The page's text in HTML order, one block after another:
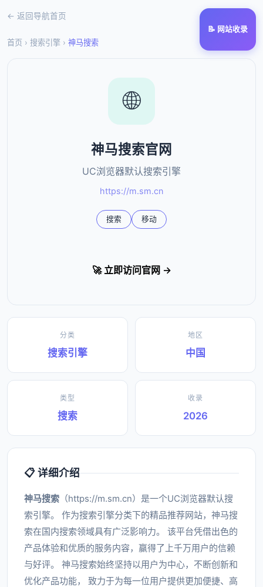
📝 网站收录
← 返回导航首页
首页 › 搜索引擎 › 神马搜索
🌐
神马搜索官网
UC浏览器默认搜索引擎
https://m.sm.cn
搜索 移动
🚀 立即访问官网 →
分类
搜索引擎
地区
中国
类型
搜索
收录
2026
📋 详细介绍
神马搜索 （https://m.sm.cn）是一个UC浏览器默认搜
索引擎。 作为搜索引擎分类下的精品推荐网站，神马搜
索在国内搜索领域具有广泛影响力。 该平台凭借出色的
产品体验和优质的服务内容，赢得了上千万用户的信赖
与好评。 神马搜索始终坚持以用户为中心，不断创新和
优化产品功能， 致力于为每一位用户提供更加便捷、高